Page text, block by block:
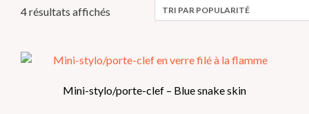
4 résultats affichés
Mini-stylo/porte-clef – Blue snake skin